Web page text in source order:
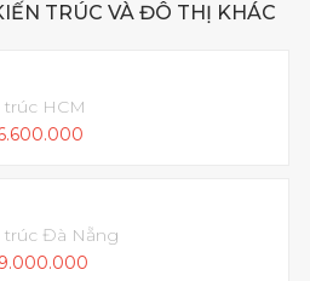
TRÚC VÀ ĐÔ THỊ KHÁC
HCM
trúc Đà Nẵng